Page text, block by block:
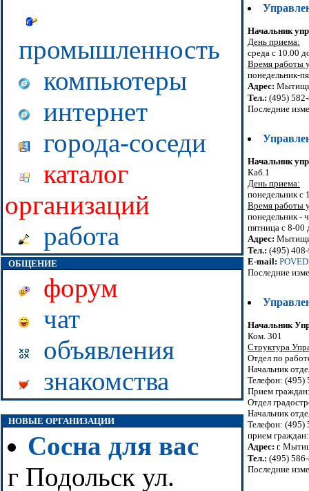
промышленность
компьютеры
интернет
города-соседи
каталог
организаций
работа
ОБЩЕНИЕ
форум
чат
объявления
знакомства
НОВЫЕ ОРГАНИЗАЦИИ
Сосна для вас
г Подольск ул.
Начальник
День приема:
среда с 10.00
Время работы
понедельник-
Адрес:
Тел.: (495)
Последние
Начальник
Каб.1
День приема:
понедельник с
Время работы
понедельник -
пятница с 8-00
Адрес:
Тел.: (495)
E-mail:
Последние
Начальник
Ком. 301
Структура
Отдел по
Начальник
Телефон: (495)
Прием
Отдел
Начальник
Телефон: (495)
прием
Адрес: г.
Тел.: (495)
Последние